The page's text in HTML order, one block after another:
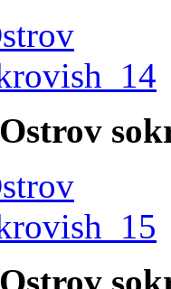
Ostrov